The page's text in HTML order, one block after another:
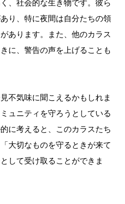
、社会的な生き物です。彼ら
り、特に夜間は自分たちの領
あります。また、他のカラス
に、警告の声を上げることも
不気味に聞こえるかもしれま
ュニティを守ろうとしている
に考えると、このカラスたち
大切なものを守るときが来て
して受け取ることができま